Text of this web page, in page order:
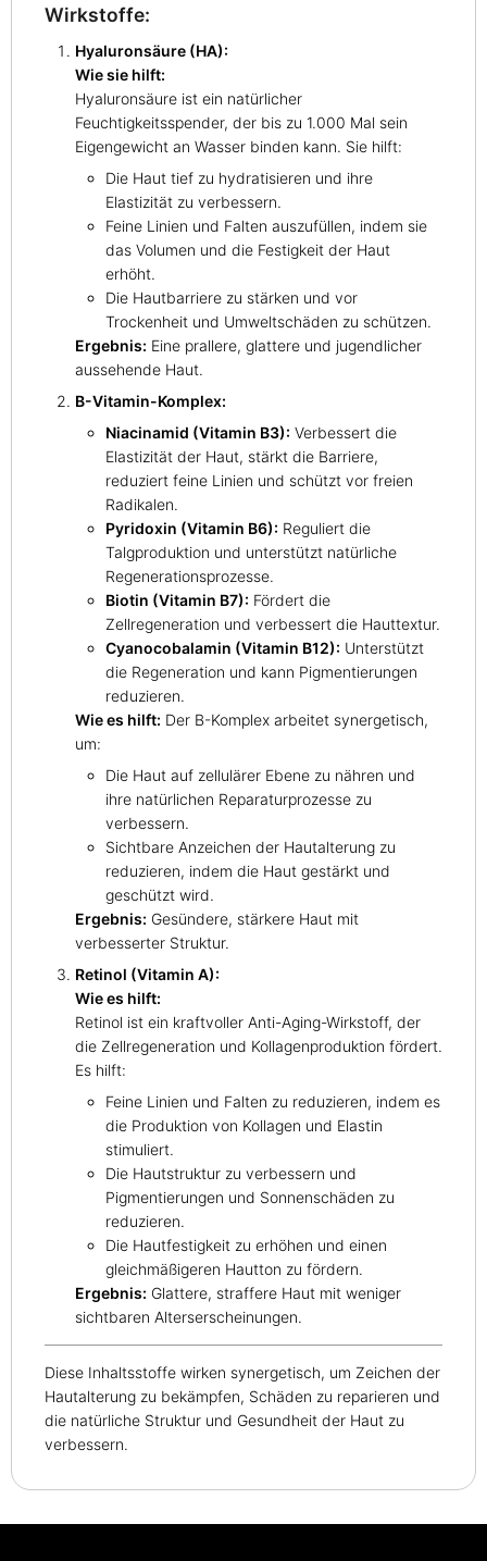
Wirkstoffe:
Hyaluronsäure (HA):
Wie sie hilft:
Hyaluronsäure ist ein natürlicher
Feuchtigkeitsspender, der bis zu 1.000 Mal sein
Eigengewicht an Wasser binden kann. Sie hilft:
Die Haut tief zu hydratisieren und ihre
Elastizität zu verbessern.
Feine Linien und Falten auszufüllen, indem sie
das Volumen und die Festigkeit der Haut
erhöht.
Die Hautbarriere zu stärken und vor
Trockenheit und Umweltschäden zu schützen.
Ergebnis: Eine prallere, glattere und jugendlicher
aussehende Haut.
B-Vitamin-Komplex:
Niacinamid (Vitamin B3): Verbessert die
Elastizität der Haut, stärkt die Barriere,
reduziert feine Linien und schützt vor freien
Radikalen.
Pyridoxin (Vitamin B6): Reguliert die
Talgproduktion und unterstützt natürliche
Regenerationsprozesse.
Biotin (Vitamin B7): Fördert die
Zellregeneration und verbessert die Hauttextur.
Cyanocobalamin (Vitamin B12): Unterstützt
die Regeneration und kann Pigmentierungen
reduzieren.
Wie es hilft: Der B-Komplex arbeitet synergetisch,
um:
Die Haut auf zellulärer Ebene zu nähren und
ihre natürlichen Reparaturprozesse zu
verbessern.
Sichtbare Anzeichen der Hautalterung zu
reduzieren, indem die Haut gestärkt und
geschützt wird.
Ergebnis: Gesündere, stärkere Haut mit
verbesserter Struktur.
Retinol (Vitamin A):
Wie es hilft:
Retinol ist ein kraftvoller Anti-Aging-Wirkstoff, der
die Zellregeneration und Kollagenproduktion fördert.
Es hilft:
Feine Linien und Falten zu reduzieren, indem es
die Produktion von Kollagen und Elastin
stimuliert.
Die Hautstruktur zu verbessern und
Pigmentierungen und Sonnenschäden zu
reduzieren.
Die Hautfestigkeit zu erhöhen und einen
gleichmäßigeren Hautton zu fördern.
Ergebnis: Glattere, straffere Haut mit weniger
sichtbaren Alterserscheinungen.
Diese Inhaltsstoffe wirken synergetisch, um Zeichen der
Hautalterung zu bekämpfen, Schäden zu reparieren und
die natürliche Struktur und Gesundheit der Haut zu
verbessern.